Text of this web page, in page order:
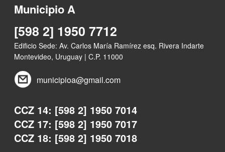
Municipio A
[598 2] 1950 7712
Edificio Sede: Av. Carlos María Ramírez esq. Rivera Indarte
Montevideo, Uruguay | C.P. 11000
municipioa@gmail.com
CCZ 14: [598 2] 1950 7014
CCZ 17: [598 2] 1950 7017
CCZ 18: [598 2] 1950 7018